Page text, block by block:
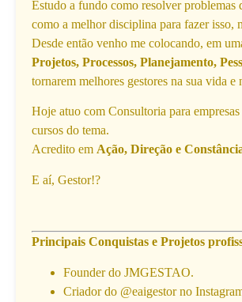
Estudo a fundo como resolver problemas
como a melhor disciplina para fazer isso,
Desde então venho me colocando, em
Projetos, Processos, Planejamento,
tornarem melhores gestores na sua vida e
Hoje atuo com Consultoria para
cursos do tema.
Acredito em Ação, Direção e
E aí, Gestor!?
Principais Conquistas e Projetos
Founder do JMGESTAO.
Criador do @eaigestor no